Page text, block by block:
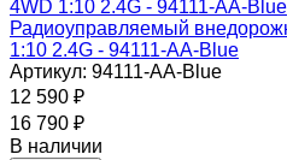
Радиоуправляемый
1:10 2.4G - 94111-AA-Blue
Артикул: 94111-AA-Blue
12 590 ₽
16 790 ₽
В наличии